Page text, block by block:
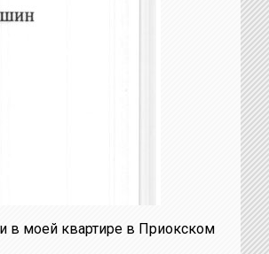
в моей квартире в Приокском